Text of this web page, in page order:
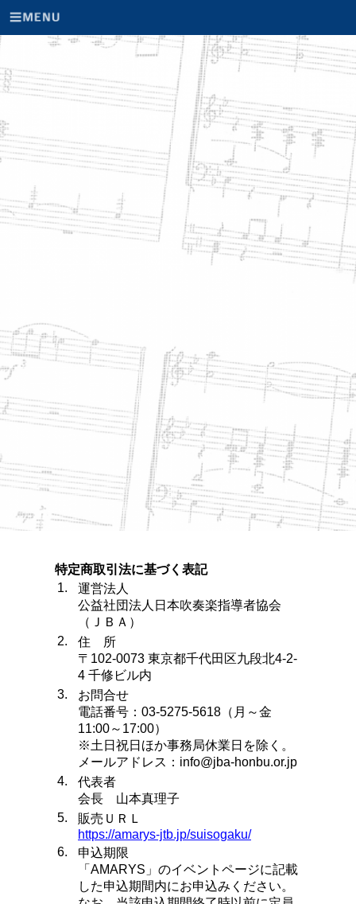
特定商取引法に基づく表記
1.
運営法人
公益社団法人日本吹奏楽指導者協会
（ＪＢＡ）
2.
住 所
〒102-0073 東京都千代田区九段北4-2-
4 千修ビル内
3.
お問合せ
電話番号：03-5275-5618（月～金
11:00～17:00）
※土日祝日ほか事務局休業日を除く。
メールアドレス：info@jba-honbu.or.jp
4.
代表者
会長 山本真理子
5.
販売ＵＲＬ
https://amarys-jtb.jp/suisogaku/
6.
申込期限
「AMARYS」のイベントページに記載
した申込期間内にお申込みください。